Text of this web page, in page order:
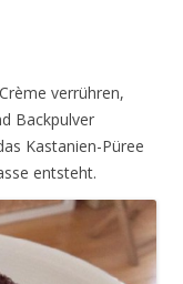
verrühren,
Backpulver
Kastanien-Püree
entsteht.